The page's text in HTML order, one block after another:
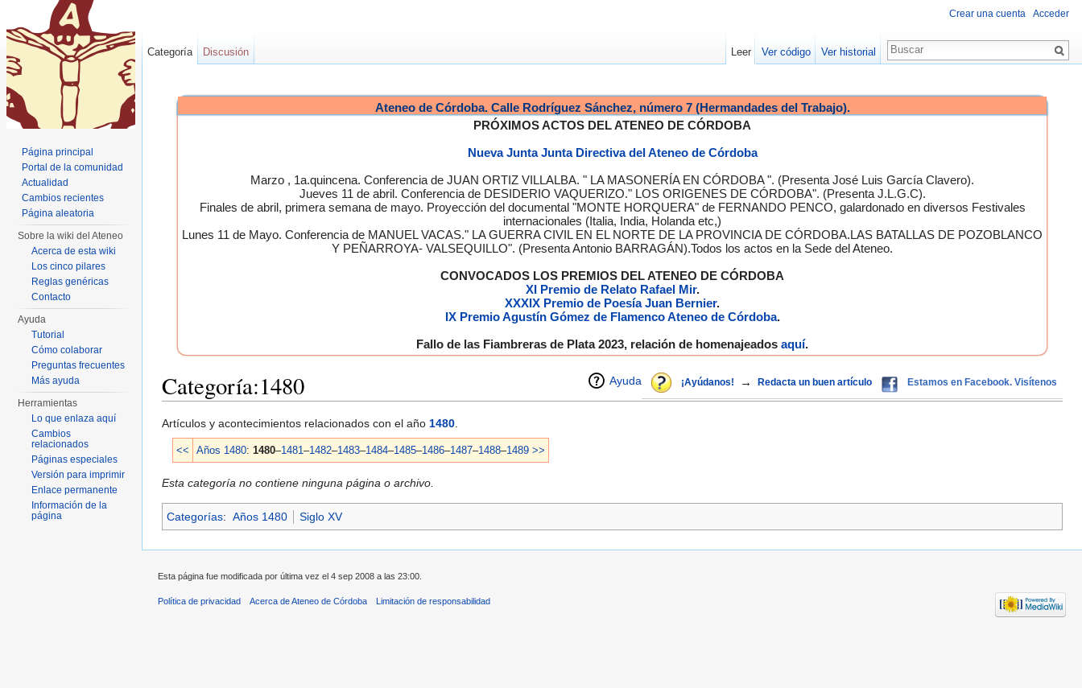
Ateneo de Córdoba. Calle Rodríguez Sánchez, número 7 (Hermandades del Trabajo).
PRÓXIMOS ACTOS DEL ATENEO DE CÓRDOBA
Nueva Junta Junta Directiva del Ateneo de Córdoba
Marzo , 1a.quincena. Conferencia de JUAN ORTIZ VILLALBA. " LA MASONERÍA EN CÓRDOBA ". (Presenta José Luis García Clavero).
Jueves 11 de abril. Conferencia de DESIDERIO VAQUERIZO." LOS ORIGENES DE CÓRDOBA". (Presenta J.L.G.C).
Finales de abril, primera semana de mayo. Proyección del documental "MONTE HORQUERA" de FERNANDO PENCO, galardonado en diversos Festivales
internacionales (Italia, India, Holanda etc,)
Lunes 11 de Mayo. Conferencia de MANUEL VACAS." LA GUERRA CIVIL EN EL NORTE DE LA PROVINCIA DE CÓRDOBA.LAS BATALLAS DE POZOBLANCO
Y PEÑARROYA- VALSEQUILLO". (Presenta Antonio BARRAGÁN).Todos los actos en la Sede del Ateneo.
CONVOCADOS LOS PREMIOS DEL ATENEO DE CÓRDOBA
XI Premio de Relato Rafael Mir.
XXXIX Premio de Poesía Juan Bernier.
IX Premio Agustín Gómez de Flamenco Ateneo de Córdoba.
Fallo de las Fiambreras de Plata 2023, relación de homenajeados aquí.
¡Ayúdanos! → Redacta un buen artículo Estamos en Facebook. Visítenos
Ayuda
Categoría:1480
Artículos y acontecimientos relacionados con el año 1480.
<< Años 1480:1480–1481–1482–1483–1484–1485–1486–1487–1488–1489 >>
Esta categoría no contiene ninguna página o archivo.
Categorías: Años 1480 Siglo XV
Crear una cuenta Acceder
Categoría Discusión Leer Ver código Ver historial
Página principal
Portal de la comunidad
Actualidad
Cambios recientes
Página aleatoria
Sobre la wiki del Ateneo
Acerca de esta wiki
Los cinco pilares
Reglas genéricas
Contacto
Ayuda
Tutorial
Cómo colaborar
Preguntas frecuentes
Más ayuda
Herramientas
Lo que enlaza aquí
Cambios
relacionados
Páginas especiales
Versión para imprimir
Enlace permanente
Información de la
página
Esta página fue modificada por última vez el 4 sep 2008 a las 23:00.
Política de privacidad Acerca de Ateneo de Córdoba Limitación de responsabilidad